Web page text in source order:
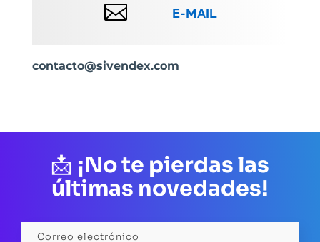
 E-MAIL
contacto@sivendex.com
📩 ¡No te pierdas las
últimas novedades!